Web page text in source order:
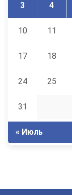
3 4
10 11
17 18
24 25
31
« Июль